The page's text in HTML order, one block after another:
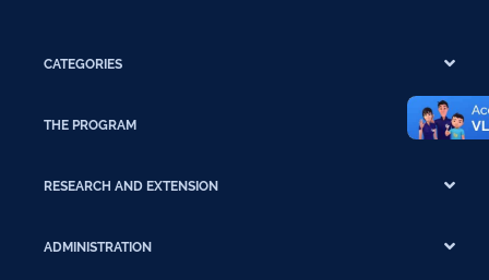
CATEGORIES
THE PROGRAM
RESEARCH AND EXTENSION
ADMINISTRATION